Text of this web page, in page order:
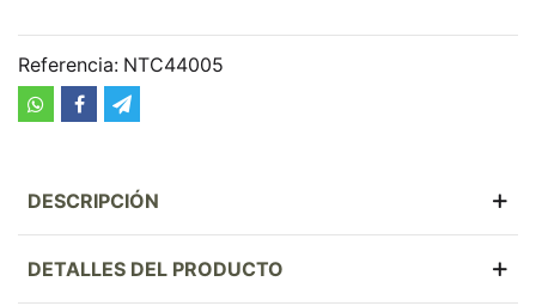
Referencia: NTC44005
DESCRIPCIÓN
DETALLES DEL PRODUCTO